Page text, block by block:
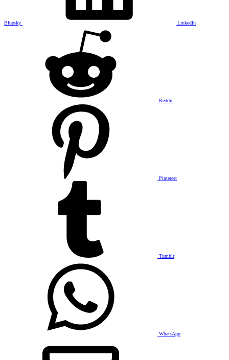
Bluesky LinkedIn
Reddit
Pinterest
Tumblr
WhatsApp